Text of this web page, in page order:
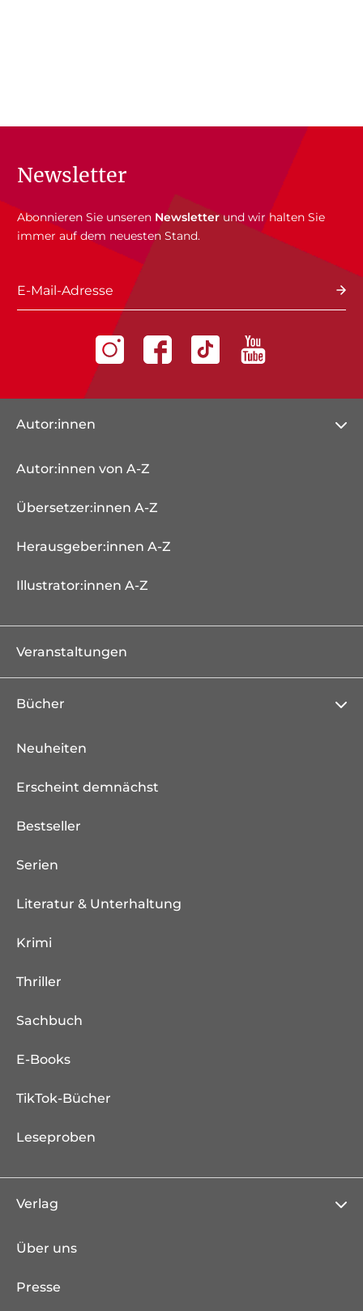
Newsletter
Abonnieren Sie unseren Newsletterund wir halten Sie
immer auf dem neuesten Stand.
E-Mail-Adresse
Autor:innen
Autor:innen von A-Z
Übersetzer:innen A-Z
Herausgeber:innen A-Z
Illustrator:innen A-Z
Veranstaltungen
Bücher
Neuheiten
Erscheint demnächst
Bestseller
Serien
Literatur & Unterhaltung
Krimi
Thriller
Sachbuch
E-Books
TikTok-Bücher
Leseproben
Verlag
Über uns
Presse